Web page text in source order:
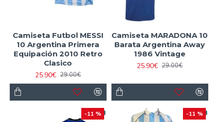
Camiseta Futbol MESSI
10 Argentina Primera
Equipación 2010 Retro
Clasico
25.90€ 29.00€
Camiseta MARADONA 10
Barata Argentina Away
1986 Vintage
25.90€ 29.00€
-11 % -11 %